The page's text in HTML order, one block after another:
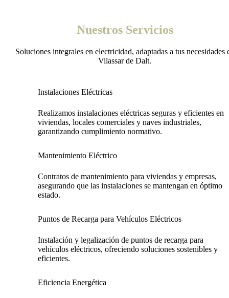
Nuestros Servicios
Soluciones integrales en electricidad, adaptadas a tus necesidades
Vilassar de Dalt.
Instalaciones Eléctricas
Realizamos instalaciones eléctricas seguras y eficientes en
viviendas, locales comerciales y naves industriales,
garantizando cumplimiento normativo.
Mantenimiento Eléctrico
Contratos de mantenimiento para viviendas y empresas,
asegurando que las instalaciones se mantengan en óptimo
estado.
Puntos de Recarga para Vehículos Eléctricos
Instalación y legalización de puntos de recarga para
vehículos eléctricos, ofreciendo soluciones sostenibles y
eficientes.
Eficiencia Energética